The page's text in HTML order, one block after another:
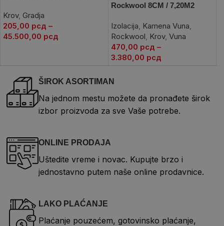
Krov, Gradja
205,00 рсд –
45.500,00 рсд
Rockwool 8CM / 7,20M2
Izolacija Kamena Vuna
Rockwool Krov, Vuna
470,00 рсд –
3.380,00 рсд
ŠIROK ASORTIMAN
Na jednom mestu možete da pronađete širok
izbor proizvoda za sve Vaše potrebe.
ONLINE PRODAJA
Uštedite vreme i novac. Kupujte brzo i
jednostavno putem naše online prodavnice.
LAKO PLAĆANJE
Plaćanje pouzećem, gotovinsko plaćanje,